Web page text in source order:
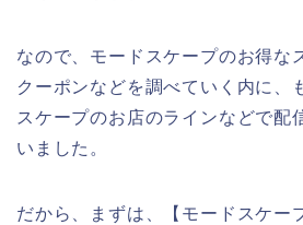
なので、モードスケープのお得な
クーポンなどを調べていく内に、
スケープのお店のラインなどで配
いました。
だから、まずは、【モードスケー